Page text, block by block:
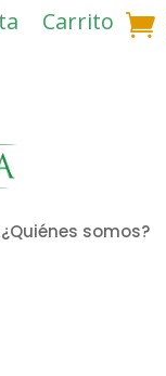
Carrito
¿Quiénes somos?